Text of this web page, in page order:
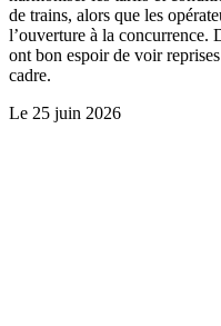
de trains, alors que les
l’ouverture à la concurrence.
ont bon espoir de voir
cadre.
Le 25 juin 2026